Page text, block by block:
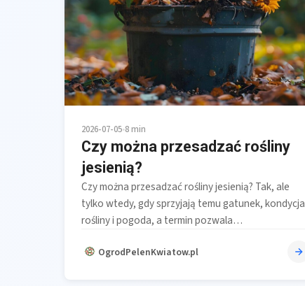
2026-07-05•8 min
Czy można przesadzać rośliny
jesienią?
Czy można przesadzać rośliny jesienią? Tak, ale
tylko wtedy, gdy sprzyjają temu gatunek, kondycja
rośliny i pogoda, a termin pozwala…
OgrodPelenKwiatow.pl